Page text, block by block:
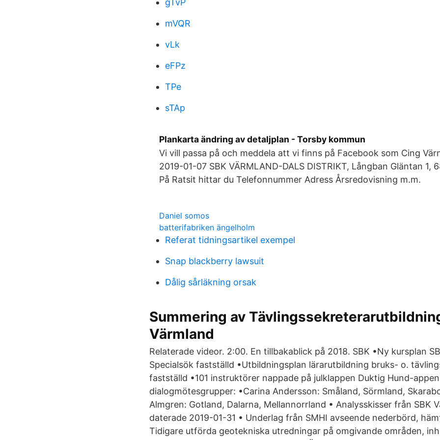
gTvP
mVQR
vLk
eFPz
TPe
sTAp
Plankarta ändring av detaljplan - Torsby kommun
Vi vill passa på och meddela att vi finns på Facebook som Cing
2019-01-07 SBK VÄRMLAND-DALS DISTRIKT, Långban Gläntan 1,
På Ratsit hittar du Telefonnummer Adress Årsredovisning m.m.
Daniel somos
batterifabriken ängelholm
Referat tidningsartikel exempel
Snap blackberry lawsuit
Dålig sårläkning orsak
Summering av
Värmland
Relaterade videor. 2:00. En tillbakablick på 2018. SBK •Ny kursplan
Specialsök fastställd •Utbildningsplan lärarutbildning bruks- o.
fastställd •101 instruktörer nappade på julklappen Duktig Hund-
dialogmötesgrupper: •Carina Andersson: Småland, Sörmland,
Almgren: Gotland, Dalarna, Mellannorrland • Analysskisser från SBK
daterade 2019-01-31 • Underlag från SMHI avseende nederbörd,
Tidigare utförda geotekniska utredningar på omgivande områden,